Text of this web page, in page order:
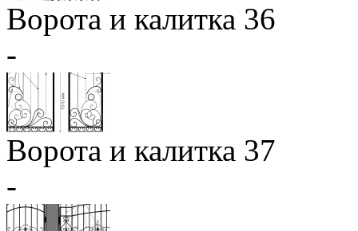
Ворота и калитка 36
-
Ворота и калитка 37
-